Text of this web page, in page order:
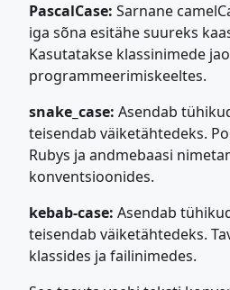
PascalCase: Sarnane
iga sõna esitähe suureks
Kasutatakse klassinimede
programmeerimiskeeltes.
snake_case: Asendab
teisendab väiketähtedeks.
Rubys ja andmebaasi
konventsioonides.
kebab-case: Asendab
teisendab väiketähtedeks.
klassides ja failinimedes.